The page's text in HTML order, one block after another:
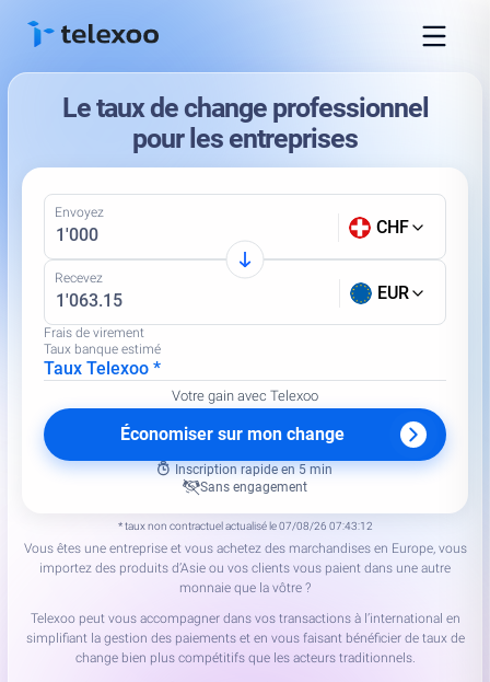
Le taux de change professionnel
pour les entreprises
Vous êtes une entreprise et vous achetez des marchandises en Europe, vous
importez des produits d’Asie ou vos clients vous paient dans une autre
monnaie que la vôtre ?
Telexoo peut vous accompagner dans vos transactions à l’international en
simplifiant la gestion des paiements et en vous faisant bénéficier de taux de
change bien plus compétitifs que les acteurs traditionnels.
Envoyez
CHF
Recevez
EUR
Frais de virement
Taux banque estimé
Taux Telexoo *
Votre gain avec Telexoo
Économiser sur mon change
Inscription rapide en 5 min
Sans engagement
* taux non contractuel actualisé le 07/08/26 07:43:12